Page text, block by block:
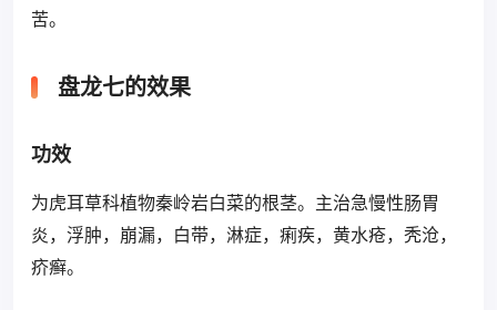
苦。
盘龙七的效果
功效
为虎耳草科植物秦岭岩白菜的根茎。主治急慢性肠胃
炎，浮肿，崩漏，白带，淋症，痢疾，黄水疮，秃沧，
疥癣。